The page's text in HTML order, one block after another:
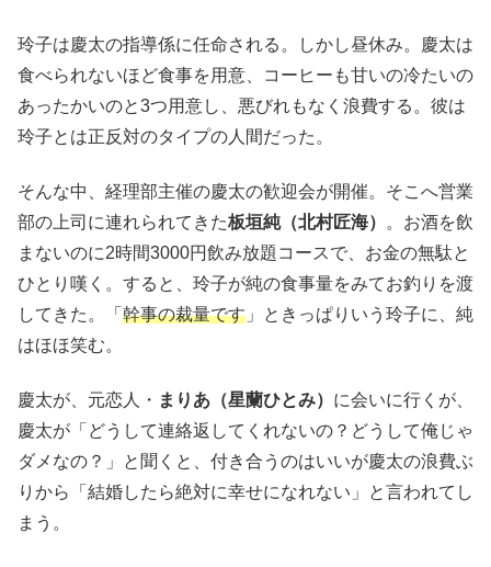
玲子は慶太の指導係に任命される。しかし昼休み。慶太は
食べられないほど食事を用意、コーヒーも甘いの冷たいの
あったかいのと3つ用意し、悪びれもなく浪費する。彼は
玲子とは正反対のタイプの人間だった。
そんな中、経理部主催の慶太の歓迎会が開催。そこへ営業
部の上司に連れられてきた板垣純（北村匠海）
。お酒を飲
まないのに2時間3000円飲み放題コースで、お金の無駄と
ひとり嘆く。すると、玲子が純の食事量をみてお釣りを渡
してきた。「 幹事の裁量です 」ときっぱりいう玲子に、純
はほほ笑む。
慶太が、元恋人・ まりあ（星蘭ひとみ） に会いに行くが、
慶太が「どうして連絡返してくれないの？どうして俺じゃ
ダメなの？」と聞くと、付き合うのはいいが慶太の浪費ぶ
りから「結婚したら絶対に幸せになれない」と言われてし
まう。